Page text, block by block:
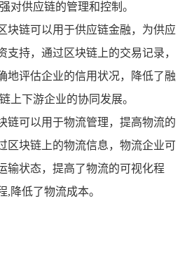
对供应链的管理和控制。
块链可以用于供应链金融，为供应
支持，通过区块链上的交易记录，
地评估企业的信用状况，降低了融
上下游企业的协同发展。
链可以用于物流管理，提高物流的
区块链上的物流信息，物流企业可
输状态，提高了物流的可视化程
,降低了物流成本。